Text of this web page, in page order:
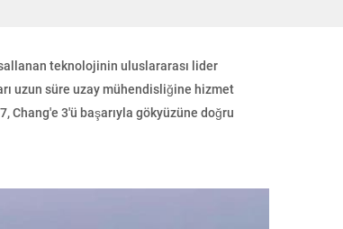
teknolojinin uluslararası lider
uzun süre uzay mühendisliğine hizmet
Chang'e 3'ü başarıyla gökyüzüne doğru